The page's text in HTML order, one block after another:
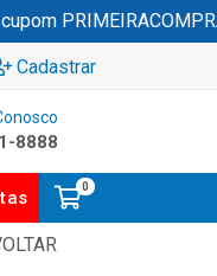
PRIMEIRACOMPRA
Cadastrar
8888
0